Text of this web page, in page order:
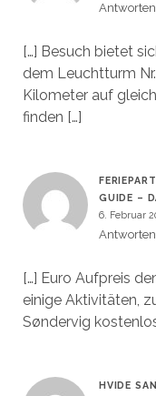
Antworten
[…] Besuch bietet
dem Leuchtturm
Kilometer auf
finden […]
GUIDE –
6. Februar
Antworten
[…] Euro Aufpreis
einige Aktivitäten,
Søndervig
HVIDE